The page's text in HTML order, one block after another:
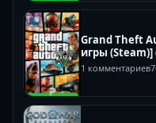
Grand Theft
игры (Steam)]
1 комментариев